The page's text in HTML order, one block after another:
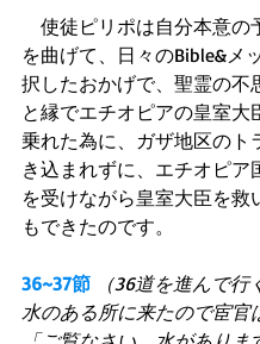
使徒ピリポは自分本意の
を曲げて、日々のBible&メ
択したおかげで、聖霊の不
と縁でエチオピアの皇室大
乗れた為に、ガザ地区のト
き込まれずに、エチオピア
を受けながら皇室大臣を救
もできたのです。
36~37節
（36道を進んで行
水のある所に来たので宦官